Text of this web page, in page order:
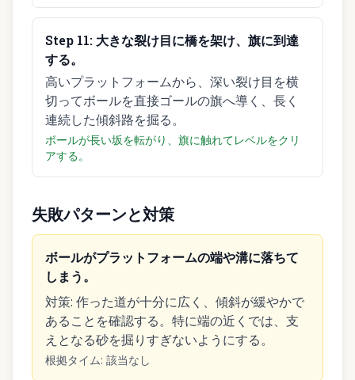
Step 11: 大きな裂け目に橋を架け、旗に到達
する。
高いプラットフォームから、深い裂け目を横
切ってボールを直接ゴールの旗へ導く、長く
連続した傾斜路を掘る。
ボールが長い坂を転がり、旗に触れてレベルをクリ
アする。
失敗パターンと対策
ボールがプラットフォームの端や溝に落ちて
しまう。
対策: 作った道が十分に広く、傾斜が緩やかで
あることを確認する。特に端の近くでは、支
えとなる砂を掘りすぎないようにする。
根拠タイム: 該当なし